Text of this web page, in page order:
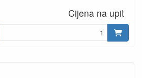
Cijena na upit